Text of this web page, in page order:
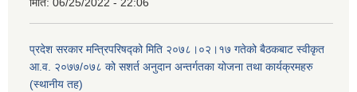
मिति: 06/25/2022 - 22:06
प्रदेश सरकार मन्त्रिपरिषद्को मिति २०७८।०२।१७ गतेको बैठकबाट स्वीकृत
आ.व. २०७७/०७८ को सशर्त अनुदान अन्तर्गतका योजना तथा कार्यक्रमहरु
(स्थानीय तह)